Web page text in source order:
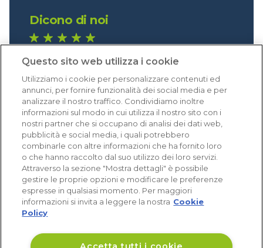
Dicono di noi
Eccellente (4,8)
Acquisti verificati
Questo sito web utilizza i cookie
Utilizziamo i cookie per personalizzare contenuti ed
annunci, per fornire funzionalità dei social media e per
analizzare il nostro traffico. Condividiamo inoltre
informazioni sul modo in cui utilizza il nostro sito con i
nostri partner che si occupano di analisi dei dati web,
pubblicità e social media, i quali potrebbero
combinarle con altre informazioni che ha fornito loro
o che hanno raccolto dal suo utilizzo dei loro servizi.
Attraverso la sezione "Mostra dettagli" è possibile
gestire le proprie opzioni e modificare le preferenze
espresse in qualsiasi momento. Per maggiori
informazioni si invita a leggere la nostra Cookie
Policy